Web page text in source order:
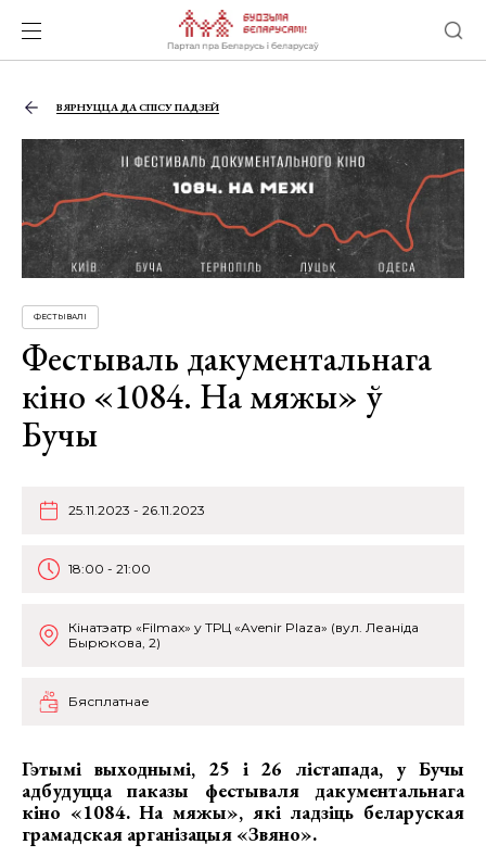
ВЯРНУЦЦА ДА СПІСУ ПАДЗЕЙ
ФЕСТЫВАЛІ
Фестываль дакументальнага
кіно «1084. На мяжы» ў
Бучы
25.11.2023 - 26.11.2023
18:00 - 21:00
Кінатэатр «Filmax» у ТРЦ «Avenir Plaza» (вул. Леаніда
Бырюкова, 2)
Бясплатнае
Гэтымі выходнымі, 25 і 26 лістапада, у Бучы
адбудуцца паказы фестываля дакументальнага
кіно «1084. На мяжы», які ладзіць беларуская
грамадская арганізацыя «Звяно».